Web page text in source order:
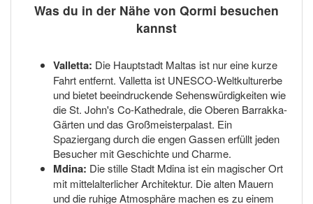
Was du in der Nähe von Qormi besuchen
kannst
Valletta: Die Hauptstadt Maltas ist nur eine kurze
Fahrt entfernt. Valletta ist UNESCO-Weltkulturerbe
und bietet beeindruckende Sehenswürdigkeiten wie
die St. John's Co-Kathedrale, die Oberen Barrakka-
Gärten und das Großmeisterpalast. Ein
Spaziergang durch die engen Gassen erfüllt jeden
Besucher mit Geschichte und Charme.
Mdina: Die stille Stadt Mdina ist ein magischer Ort
mit mittelalterlicher Architektur. Die alten Mauern
und die ruhige Atmosphäre machen es zu einem